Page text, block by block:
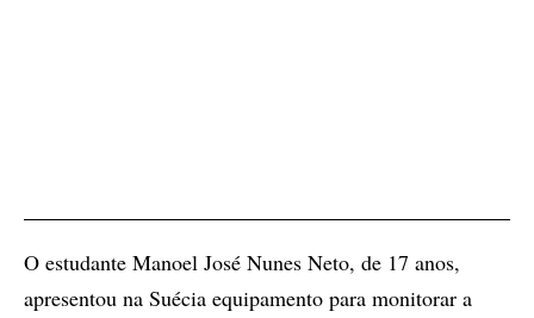
O estudante Manoel José Nunes Neto, de 17 anos,
apresentou na Suécia equipamento para monitorar a